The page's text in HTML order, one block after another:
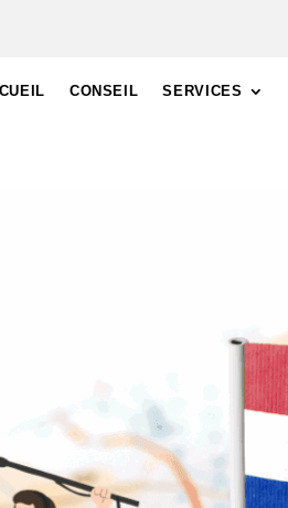
CONSEIL SERVICES